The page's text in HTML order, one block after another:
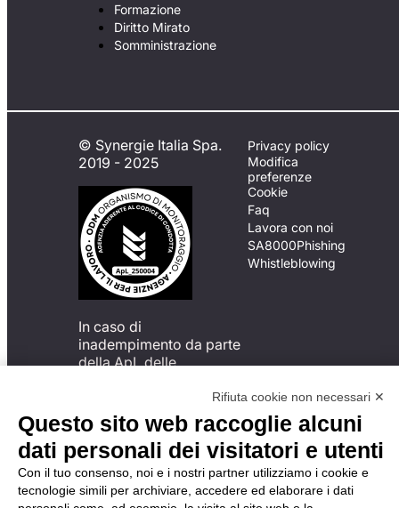
Formazione
Diritto Mirato
Somministrazione
© Synergie Italia Spa.
2019 - 2025
In caso di
inadempimento da parte
della ApL delle
del Codice di Condotta, è
possibile presentare un
reclamo
all’Organismo di
Monitoraggio utilizzando
una delle modalità
descritte al seguente
Privacy policy
Modifica
preferenze
Cookie
Faq
Lavora con noi
SA8000Phishing
Whistleblowing
Rifiuta cookie non necessari ✕
Questo sito web raccoglie alcuni
dati personali dei visitatori e utenti
Con il tuo consenso, noi e i nostri partner utilizziamo i cookie e
tecnologie simili per archiviare, accedere ed elaborare i dati